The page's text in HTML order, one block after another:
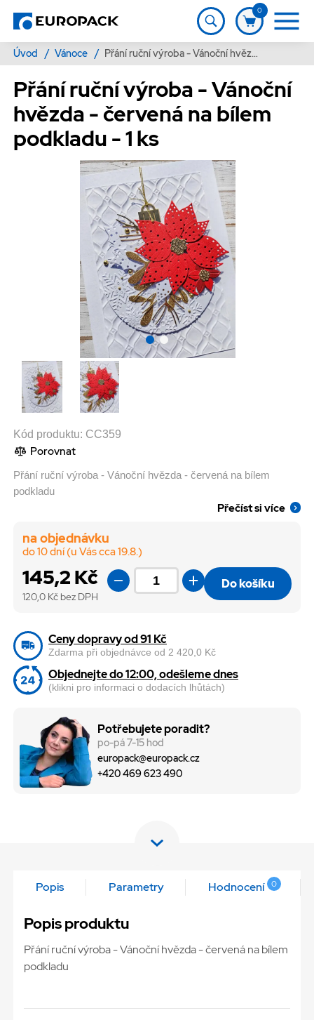
0
Úvod / Vánoce / Přání ruční výroba - Vánoční hvězda - červená na bílem podkladu - 1 ks
Přání ruční výroba - Vánoční
hvězda - červená na bílem
podkladu - 1 ks
Kód produktu: CC359
Porovnat
Přání ruční výroba - Vánoční hvězda - červená na bílem
podkladu
Přečíst si více
145,2 Kč
120,0 Kč bez DPH
na objednávku
do 10 dní (u Vás cca 19.8.)
Do košíku
Ceny dopravy od 91 Kč
Zdarma při objednávce od 2 420,0 Kč
Objednejte do 12:00, odešleme dnes
(klikni pro informaci o dodacích lhůtách)
Potřebujete poradit?
po-pá 7-15 hod
europack@europack.cz
+420 469 623 490
Popis Parametry Hodnocení 0
Popis produktu
Přání ruční výroba - Vánoční hvězda - červená na bílem
podkladu